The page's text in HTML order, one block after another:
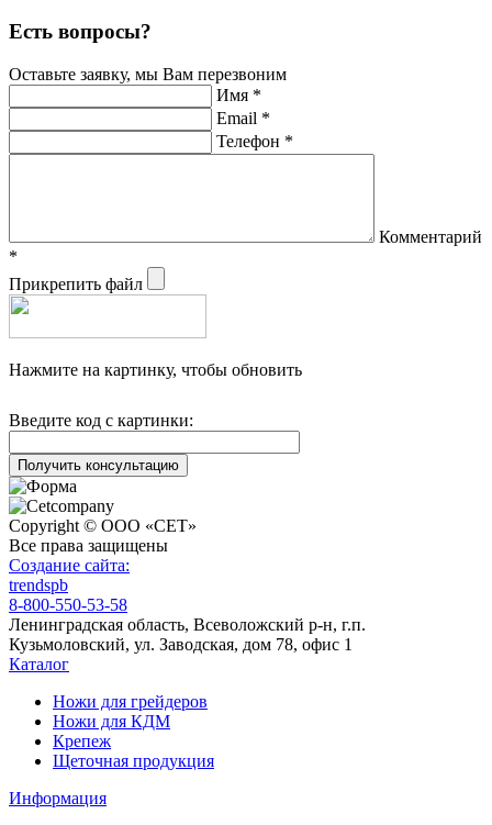
Есть вопросы?
Оставьте заявку, мы Вам перезвоним
Имя *
Email *
Телефон *
Комментарий
*
Прикрепить файл
Нажмите на картинку, чтобы обновить
Введите код с картинки:
Copyright © ООО «СЕТ»
Все права защищены
Создание сайта:
trendspb
8-800-550-53-58
Ленинградская область, Всеволожский р-н, г.п.
Кузьмоловский, ул. Заводская, дом 78, офис 1
Каталог
Ножи для грейдеров
Ножи для КДМ
Крепеж
Щеточная продукция
Информация